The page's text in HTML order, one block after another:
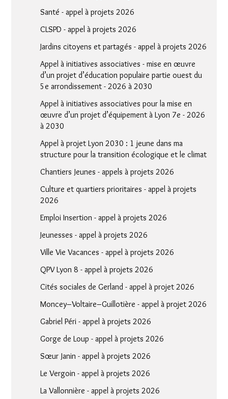
Santé - appel à projets 2026
CLSPD - appel à projets 2026
Jardins citoyens et partagés - appel à projets 2026
Appel à initiatives associatives - mise en œuvre
d’un projet d’éducation populaire partie ouest du
5e arrondissement - 2026 à 2030
Appel à initiatives associatives pour la mise en
œuvre d’un projet d’équipement à Lyon 7e - 2026
à 2030
Appel à projet Lyon 2030 : 1 jeune dans ma
structure pour la transition écologique et le climat
Chantiers Jeunes - appels à projets 2026
Culture et quartiers prioritaires - appel à projets
2026
Emploi Insertion - appel à projets 2026
Jeunesses - appel à projets 2026
Ville Vie Vacances - appel à projets 2026
QPV Lyon 8 - appel à projets 2026
Cités sociales de Gerland - appel à projet 2026
Moncey–Voltaire–Guillotière - appel à projet 2026
Gabriel Péri - appel à projets 2026
Gorge de Loup - appel à projets 2026
Sœur Janin - appel à projets 2026
Le Vergoin - appel à projets 2026
La Vallonnière - appel à projets 2026